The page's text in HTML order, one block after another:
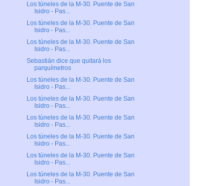
Los túneles de la M-30. Puente de San
Isidro - Pas...
Los túneles de la M-30. Puente de San
Isidro - Pas...
Los túneles de la M-30. Puente de San
Isidro - Pas...
Sebastián dice que quitará los
parquímetros
Los túneles de la M-30. Puente de San
Isidro - Pas...
Los túneles de la M-30. Puente de San
Isidro - Pas...
Los túneles de la M-30. Puente de San
Isidro - Pas...
Los túneles de la M-30. Puente de San
Isidro - Pas...
Los túneles de la M-30. Puente de San
Isidro - Pas...
Los túneles de la M-30. Puente de San
Isidro - Pas...